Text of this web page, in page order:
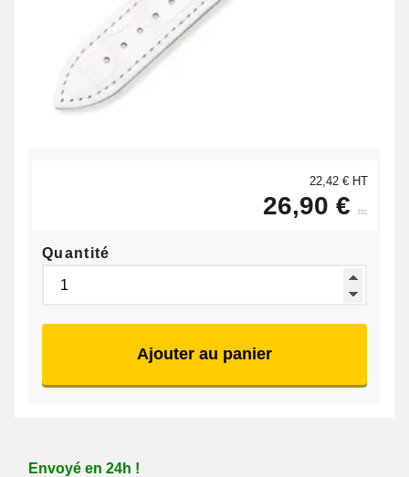
22,42 € HT
26,90 € ttc
Quantité
Ajouter au panier
Envoyé en 24h !